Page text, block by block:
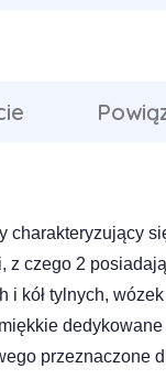
charakteryzujący
z czego 2
i kół tylnych,
przeznaczone